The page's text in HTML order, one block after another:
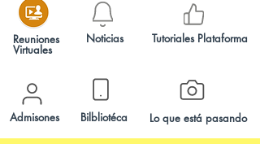
Tutoriales Plataforma
Bilbliotéca
Admisones Lo que está pasando
Noticias
Reuniones
Virtuales